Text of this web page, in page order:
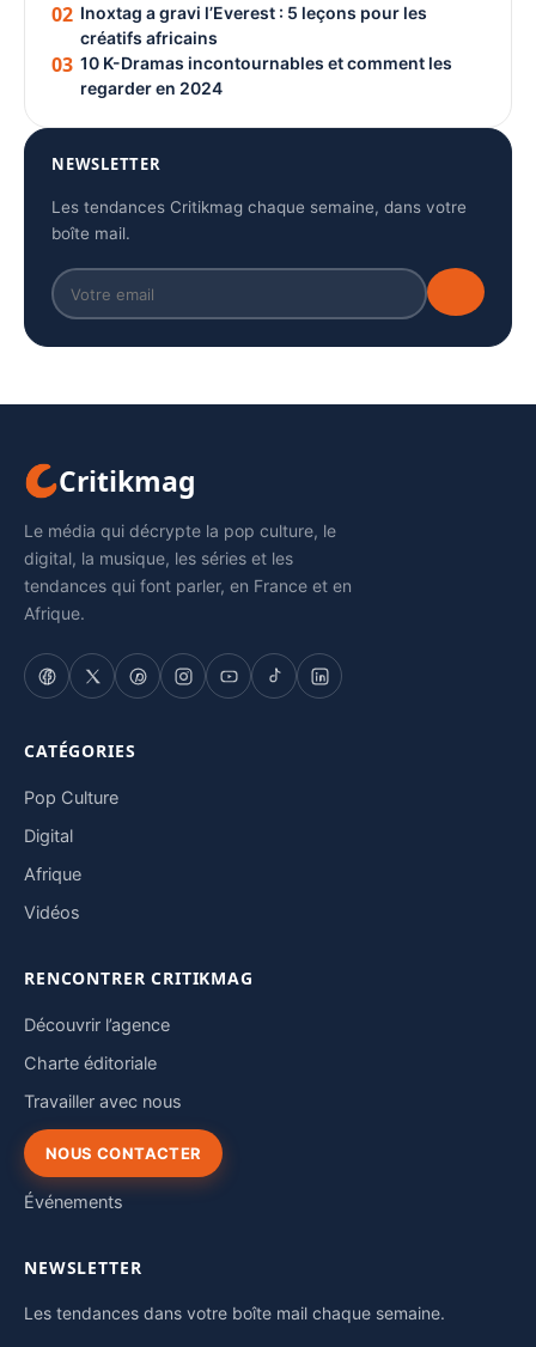
02 Inoxtag a gravi l’Everest : 5 leçons pour les
créatifs africains
03 10 K-Dramas incontournables et comment les
regarder en 2024
NEWSLETTER
Les tendances Critikmag chaque semaine, dans votre
boîte mail.
Critikmag
Le média qui décrypte la pop culture, le
digital, la musique, les séries et les
tendances qui font parler, en France et en
Afrique.
CATÉGORIES
Pop Culture
Digital
Afrique
Vidéos
RENCONTRER CRITIKMAG
Découvrir l’agence
Charte éditoriale
Travailler avec nous
NOUS CONTACTER
Événements
NEWSLETTER
Les tendances dans votre boîte mail chaque semaine.